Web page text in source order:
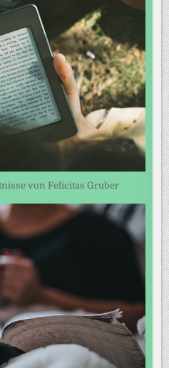
von Felicitas Gruber